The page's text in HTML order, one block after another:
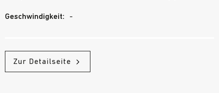
Geschwindigkeit: -
Zur Detailseite